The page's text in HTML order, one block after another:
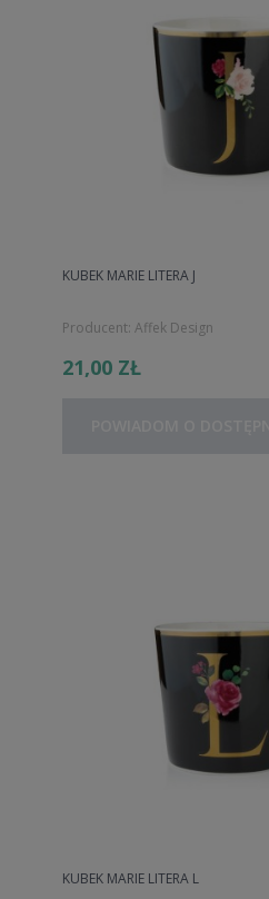
KUBEK MARIE LITERA J
Producent: Affek Design
21,00 ZŁ
KUBEK MARIE LITERA L